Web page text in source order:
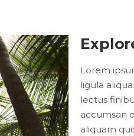
Lorem
ligula
lectus
accumsan
aliquam